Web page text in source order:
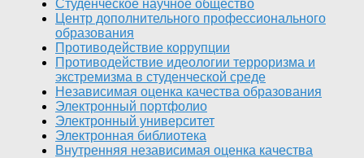
Студенческое научное общество
Центр дополнительного профессионального
образования
Противодействие коррупции
Противодействие идеологии терроризма и
экстремизма в студенческой среде
Независимая оценка качества образования
Электронный портфолио
Электронный университет
Электронная библиотека
Внутренняя независимая оценка качества